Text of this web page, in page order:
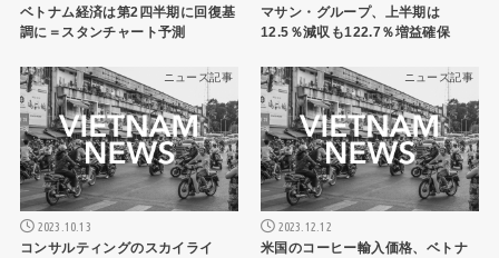
ベトナム経済は第2四半期に回復基
調に＝スタンチャート予測
マサン・グループ、上半期は
12.5％減収も122.7％増益確保
ニュース記事
2023.10.13
コンサルティングのスカイライ
ニュース記事
2023.12.12
米国のコーヒー輸入価格、ベトナ